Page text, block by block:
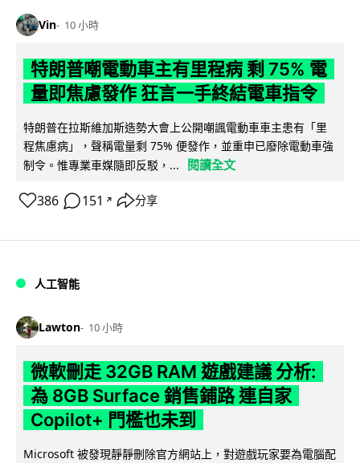
Vin 10 小時
特朗普嘲電動車主有里程病 剩 75% 電
量即焦慮發作 狂言一手終結電車指令
特朗普在拉斯維加斯造勢大會上公開嘲諷電動車車主患有「里
程焦慮病」，聲稱電量剩 75% 便發作，並重申已廢除電動車強
制令。惟專業車媒隨即反駁，...
閱讀全文
386 151 ↗ 分享
人工智能
Lawton 10 小時
微軟刪走 32GB RAM 遊戲建議 分析:
為 8GB Surface 銷售鋪路 連自家
Copilot+ 門檻也未到
Microsoft 被發現靜靜刪除官方網站上，對遊戲玩家要為電腦配